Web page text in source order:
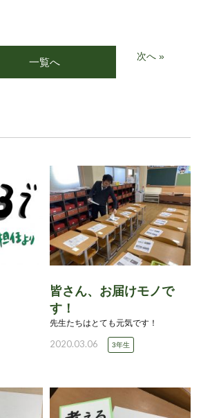
一覧へ 次へ »
皆さん、お届けモノで
す！
先生たちはとても元気です！
2020.03.06 3年生